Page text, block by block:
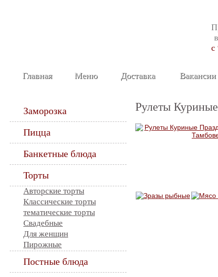
c
Главная Меню Доставка Вакансии
Рулеты
Заморозка
Пицца
Банкетные блюда
Торты
Авторские торты
Классические торты
тематические торты
Свадебные
Для женщин
Пирожные
Постные блюда